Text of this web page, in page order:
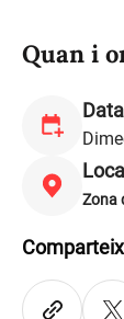
Quan i
Zona